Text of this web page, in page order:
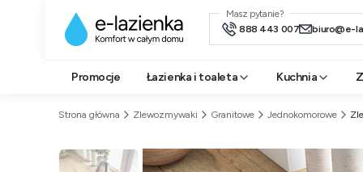
Masz pytanie?
888 443 007
biuro@e-
Promocje Łazienka i toaleta Kuchnia
Strona główna Zlewozmywaki Granitowe Jednokomorowe